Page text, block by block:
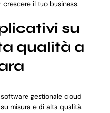
il tuo business.
su
qualità a
gestionale cloud
misura e di alta qualità.